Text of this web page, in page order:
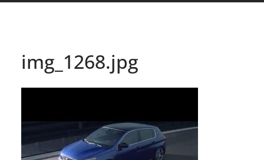
img_1268.jpg